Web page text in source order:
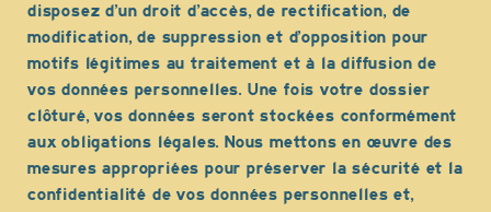
disposez d’un droit d’accès, de rectification, de
modification, de suppression et d’opposition pour
motifs légitimes au traitement et à la diffusion de
vos données personnelles. Une fois votre dossier
clôturé, vos données seront stockées conformément
aux obligations légales. Nous mettons en œuvre des
mesures appropriées pour préserver la sécurité et la
confidentialité de vos données personnelles et,